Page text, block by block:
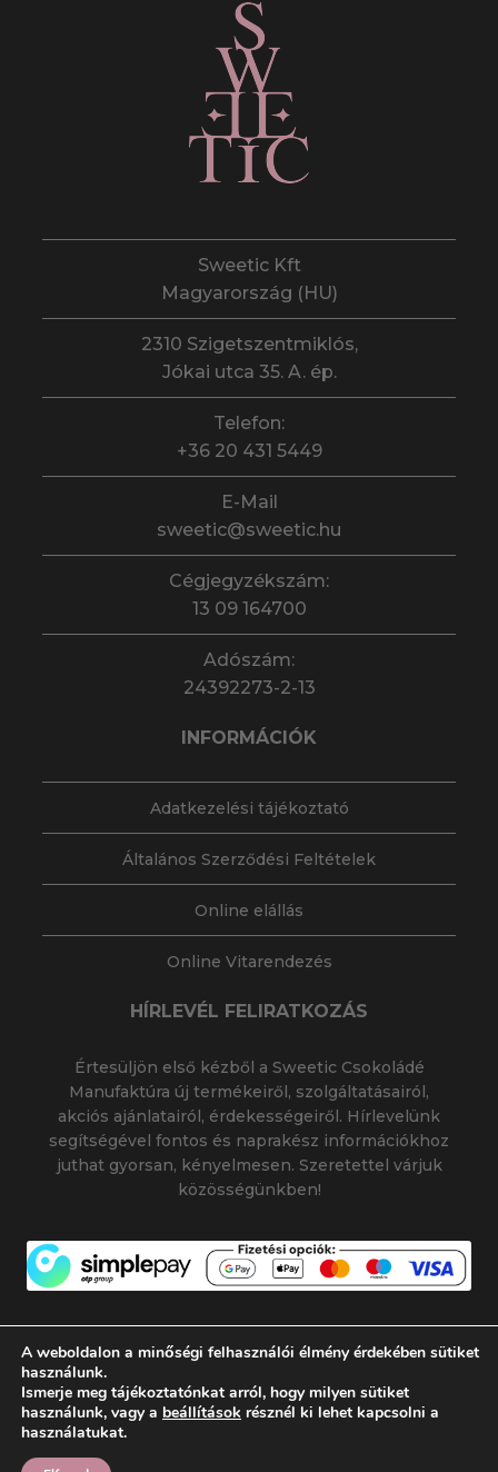
Sweetic Kft
Magyarország (HU)
2310 Szigetszentmiklós,
Jókai utca 35. A. ép.
Telefon:
+36 20 431 5449
E-Mail
sweetic@sweetic.hu
Cégjegyzékszám:
13 09 164700
Adószám:
24392273-2-13
INFORMÁCIÓK
Adatkezelési tájékoztató
Általános Szerződési Feltételek
Online elállás
Online Vitarendezés
HÍRLEVÉL FELIRATKOZÁS
Értesüljön első kézből a Sweetic Csokoládé
Manufaktúra új termékeiről, szolgáltatásairól,
akciós ajánlatairól, érdekességeiről. Hírlevelünk
segítségével fontos és naprakész információkhoz
juthat gyorsan, kényelmesen. Szeretettel várjuk
közösségünkben!
© 2026 SWEETIC CSOKOLÁDÉ MANUFAKTÚRA
SWEETIC@SWEETIC.HU | |
A weboldalon a minőségi felhasználói élmény érdekében sütiket
használunk.
Ismerje meg tájékoztatónkat arról, hogy milyen sütiket
használunk, vagy a beállítások résznél ki lehet kapcsolni a
használatukat.